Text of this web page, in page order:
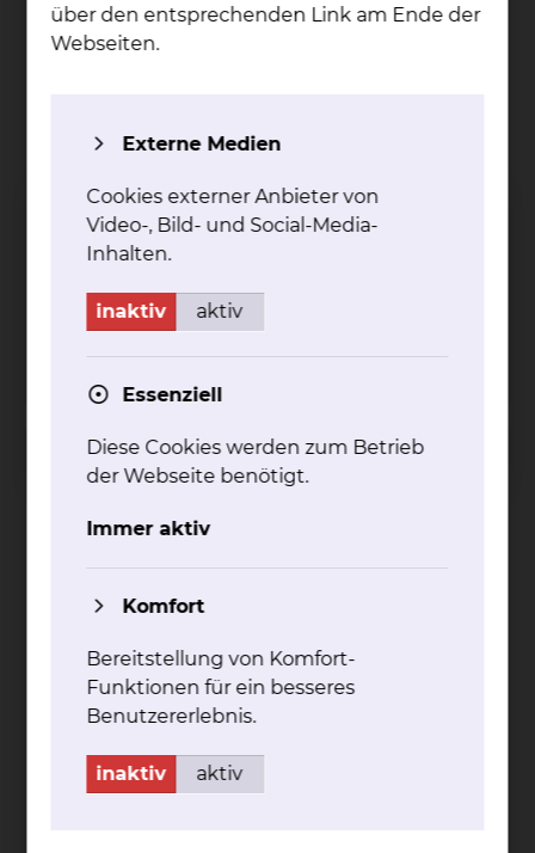
Wirbelsäulenzentrum
Fichtengrund 1, 38126 Braunschweig
Tel.:+49 531 595 4430
mehr
Hämatologie & Onkologie
Celler Straße 38, 38114 Braunschweig
Fax: +49 531 595 3757
Per E-Mail kontaktieren
über den entsprechenden Link am Ende der
Webseiten.
Externe Medien
Cookies externer Anbieter von
Video-, Bild- und Social-Media-
Inhalten.
inaktiv aktiv
Essenziell
Diese Cookies werden zum Betrieb
der Webseite benötigt.
Immer aktiv
Komfort
Bereitstellung von Komfort-
Funktionen für ein besseres
Benutzererlebnis.
inaktiv aktiv